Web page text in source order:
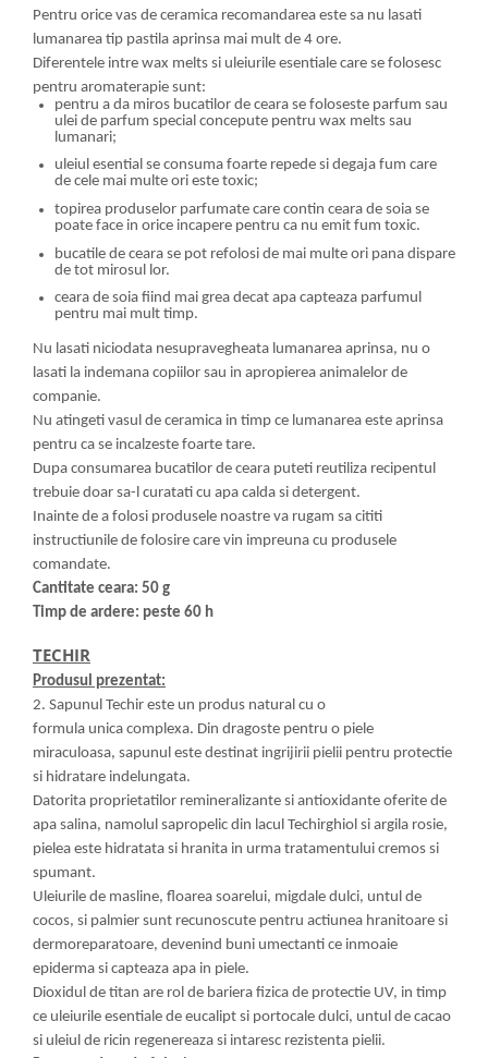
Pentru orice vas de ceramica recomandarea este sa nu lasati
lumanarea tip pastila aprinsa mai mult de 4 ore.
Diferentele intre wax melts si uleiurile esentiale care se folosesc
pentru aromaterapie sunt:
pentru a da miros bucatilor de ceara se foloseste parfum sau
ulei de parfum special concepute pentru wax melts sau
lumanari;
uleiul esential se consuma foarte repede si degaja fum care
de cele mai multe ori este toxic;
topirea produselor parfumate care contin ceara de soia se
poate face in orice incapere pentru ca nu emit fum toxic.
bucatile de ceara se pot refolosi de mai multe ori pana dispare
de tot mirosul lor.
ceara de soia fiind mai grea decat apa capteaza parfumul
pentru mai mult timp.
Nu lasati niciodata nesupravegheata lumanarea aprinsa, nu o
lasati la indemana copiilor sau in apropierea animalelor de
companie.
Nu atingeti vasul de ceramica in timp ce lumanarea este aprinsa
pentru ca se incalzeste foarte tare.
Dupa consumarea bucatilor de ceara puteti reutiliza recipentul
trebuie doar sa-l curatati cu apa calda si detergent.
Inainte de a folosi produsele noastre va rugam sa cititi
instructiunile de folosire care vin impreuna cu produsele
comandate.
Cantitate ceara: 50 g
Timp de ardere: peste 60 h
TECHIR
Produsul prezentat:
2. Sapunul Techir este un produs natural cu o
formula unica complexa. Din dragoste pentru o piele
miraculoasa, sapunul este destinat ingrijirii pielii pentru protectie
si hidratare indelungata.
Datorita proprietatilor remineralizante si antioxidante oferite de
apa salina, namolul sapropelic din lacul Techirghiol si argila rosie,
pielea este hidratata si hranita in urma tratamentului cremos si
spumant.
Uleiurile de masline, floarea soarelui, migdale dulci, untul de
cocos, si palmier sunt recunoscute pentru actiunea hranitoare si
dermoreparatoare, devenind buni umectanti ce inmoaie
epiderma si capteaza apa in piele.
Dioxidul de titan are rol de bariera fizica de protectie UV, in timp
ce uleiurile esentiale de eucalipt si portocale dulci, untul de cacao
si uleiul de ricin regenereaza si intaresc rezistenta pielii.